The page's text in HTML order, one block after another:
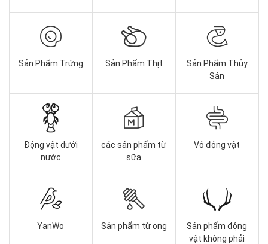
Sản Phẩm Trứng Sản Phẩm Thịt
Sản Phẩm Thủy
Sản
Động vật dưới
nước
các sản phẩm từ
sữa
Vỏ động vật
YanWo Sản phẩm từ ong
Sản phẩm động
vật không phải